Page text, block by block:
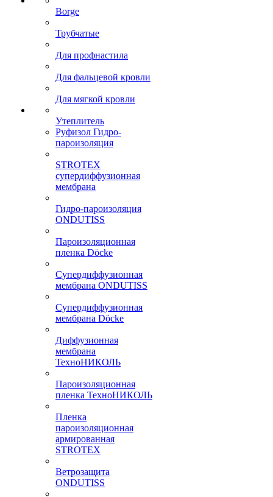
Borge
Трубчатые
Для профнастила
Для фальцевой кровли
Для мягкой кровли
Утеплитель
Руфизол Гидро-
пароизоляция
STROTEX
супердиффузионная
мембрана
Гидро-пароизоляция
ONDUTISS
Пароизоляционная
пленка Döcke
Супердиффузионная
мембрана ONDUTISS
Супердиффузионная
мембрана Döcke
Диффузионная
мембрана
ТехноНИКОЛЬ
Пароизоляционная
пленка ТехноНИКОЛЬ
Пленка
пароизоляционная
армированная
STROTEX
Ветрозащита
ONDUTISS